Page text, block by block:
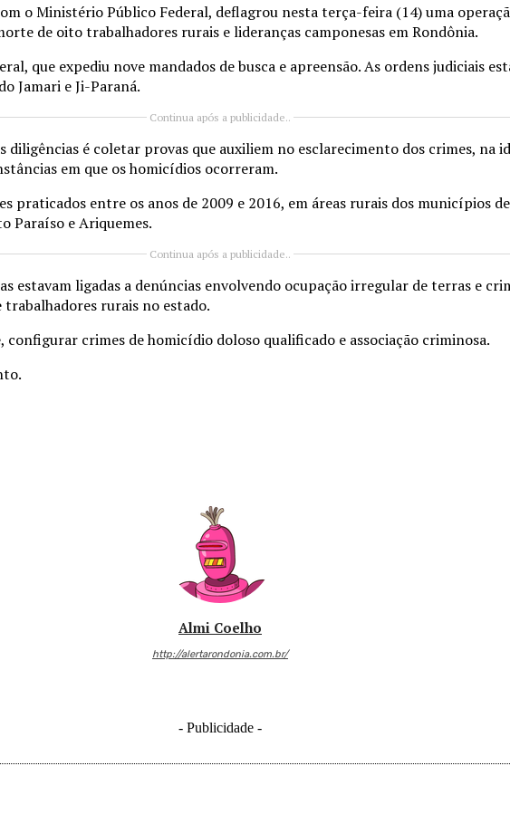
o Ministério Público Federal, deflagrou nesta terça-feira (14) uma
de oito trabalhadores rurais e lideranças camponesas em Rondônia.
que expediu nove mandados de busca e apreensão. As ordens judiciais
Jamari e Ji-Paraná.
Continua após a publicidade..
diligências é coletar provas que auxiliem no esclarecimento dos crimes, na
em que os homicídios ocorreram.
praticados entre os anos de 2009 e 2016, em áreas rurais dos municípios
Paraíso e Ariquemes.
Continua após a publicidade..
estavam ligadas a denúncias envolvendo ocupação irregular de terras e
rurais no estado.
configurar crimes de homicídio doloso qualificado e associação criminosa.
Almi Coelho
http://alertarondonia.com.br/
- Publicidade -